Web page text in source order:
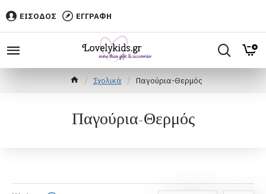
ΕΙΣΟΔΟΣ ΕΓΓΡΑΦΗ
Σχολικά Παγούρια-Θερμός
Παγούρια-Θερμός